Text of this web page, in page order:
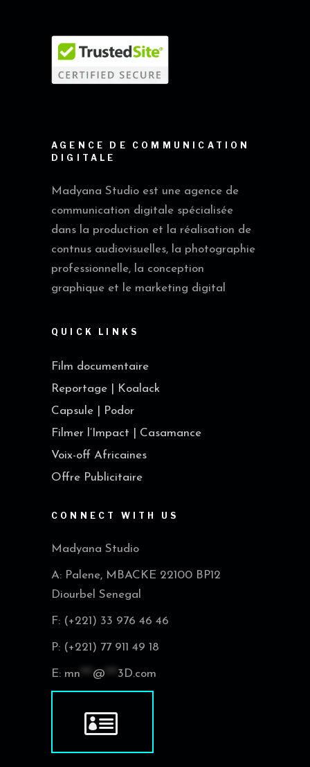
AGENCE DE COMMUNICATION
DIGITALE
Madyana Studio est une agence de
communication digitale spécialisée
dans la production et la réalisation de
contnus audiovisuelles, la photographie
professionnelle, la conception
graphique et le marketing digital
QUICK LINKS
Film documentaire
Reportage | Koalack
Capsule | Podor
Filmer l’Impact | Casamance
Voix-off Africaines
Offre Publicitaire
CONNECT WITH US
Madyana Studio
A: Palene, MBACKE 22100 BP12
Diourbel Senegal
F: (+221) 33 976 46 46
P: (+221) 77 911 49 18
E: mn *** @ *** 3D.com